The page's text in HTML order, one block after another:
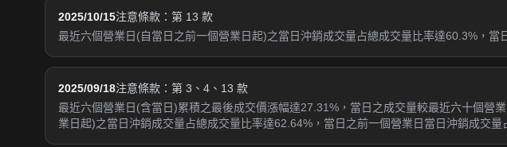
2025/10/15注意條款：第 13 款
最近六個營業日(自當日之前一個營業日起)之當日沖銷成交量占總成交量比率達60.3%，
2025/09/18注意條款：第 3、4、13 款
最近六個營業日(含當日)累積之最後成交價漲幅達27.31%，當日之成交量較最近六十個
業日起)之當日沖銷成交量占總成交量比率達62.64%，當日之前一個營業日當日沖銷成交